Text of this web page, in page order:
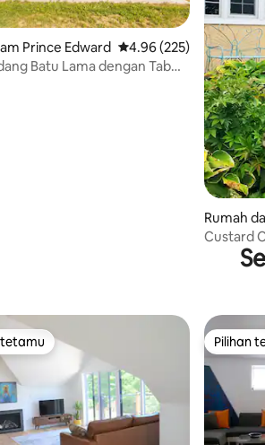
Prince Edward Penarafan purata 4.96
4.96 (225)
Batu Lama dengan Tab
Rumah
Custard
Pantai
tetamu
tetamu Pilihan
Pilihan